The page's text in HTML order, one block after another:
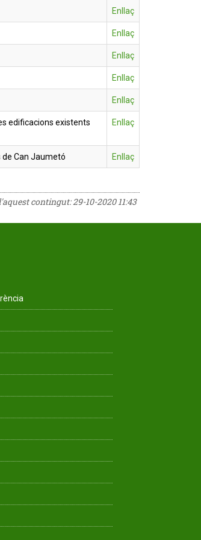
Enllaç
Enllaç
Enllaç
Enllaç
Enllaç
edificacions existents
Enllaç
de Can Jaumetó Enllaç
contingut:29-10-2020 11:43